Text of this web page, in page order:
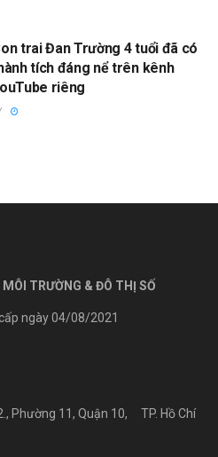
trai Đan Trường 4 tuổi đã có
tích đáng nể trên kênh
riêng
TRƯỜNG & ĐÔ THỊ SỐ
ngày 04/08/2021
Phường 11, Quận 10, TP. Hồ Chí